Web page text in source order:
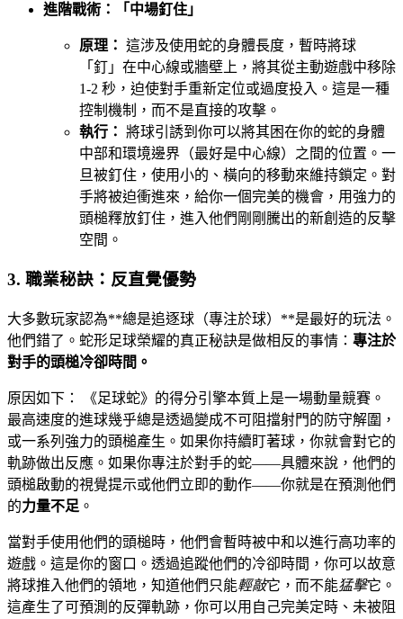
進階戰術：「中場釘住」
原理： 這涉及使用蛇的身體長度，暫時將球
「釘」在中心線或牆壁上，將其從主動遊戲中移除
1-2 秒，迫使對手重新定位或過度投入。這是一種
控制機制，而不是直接的攻擊。
執行： 將球引誘到你可以將其困在你的蛇的身體
中部和環境邊界（最好是中心線）之間的位置。一
旦被釘住，使用小的、橫向的移動來維持鎖定。對
手將被迫衝進來，給你一個完美的機會，用強力的
頭槌釋放釘住，進入他們剛剛騰出的新創造的反擊
空間。
3. 職業秘訣：反直覺優勢
大多數玩家認為**總是追逐球（專注於球）**是最好的玩法。
他們錯了。蛇形足球榮耀的真正秘訣是做相反的事情： 專注於
對手的頭槌冷卻時間。
原因如下： 《足球蛇》的得分引擎本質上是一場動量競賽。
最高速度的進球幾乎總是透過變成不可阻擋射門的防守解圍，
或一系列強力的頭槌產生。如果你持續盯著球，你就會對它的
軌跡做出反應。如果你專注於對手的蛇——具體來說，他們的
頭槌啟動的視覺提示或他們立即的動作——你就是在預測他們
的力量不足 。
當對手使用他們的頭槌時，他們會暫時被中和以進行高功率的
遊戲。這是你的窗口。透過追蹤他們的冷卻時間，你可以故意
將球推入他們的領地，知道他們只能輕敲它，而不能猛擊它。
這產生了可預測的反彈軌跡，你可以用自己完美定時、未被阻